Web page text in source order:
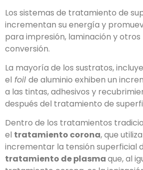
Los sistemas de tratamiento de
incrementan su energía y
para impresión, laminación y
conversión.
La mayoría de los sustratos,
el foil de aluminio exhiben un
a las tintas, adhesivos y
después del tratamiento de
Dentro de los tratamientos
el tratamiento corona, que
incrementar la tensión superficial
tratamiento de plasmaque, al